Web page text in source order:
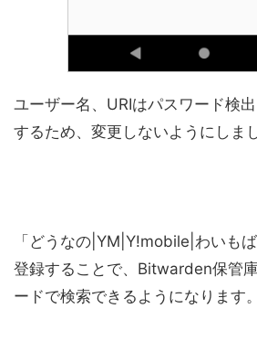
ユーザー名、URIはパスワード検
するため、変更しないようにしま
「どうなの|YM|Y!mobile|わいも
登録することで、Bitwarden保管
ードで検索できるようになります。